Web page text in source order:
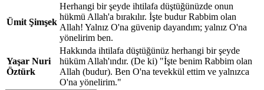
Ümit Şimşek
Herhangi bir şeyde ihtilafa düştüğünüzde onun
hükmü Allah'a bırakılır. İşte budur Rabbim olan
Allah! Yalnız O'na güvenip dayandım; yalnız O'na
yönelirim ben.
Yaşar Nuri
Öztürk
Hakkında ihtilafa düştüğünüz herhangi bir şeyde
hüküm Allah'ındır. (De ki) "İşte benim Rabbim olan
Allah (budur). Ben O'na tevekkül ettim ve yalnızca
O'na yönelirim."